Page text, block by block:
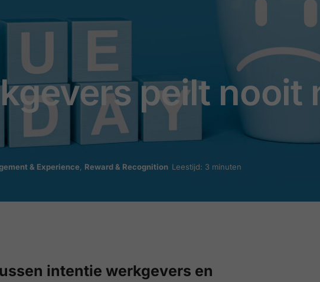
peilt nooit
& Experience, Reward & Recognition Leestijd: 3 minuten
intentie werkgevers en